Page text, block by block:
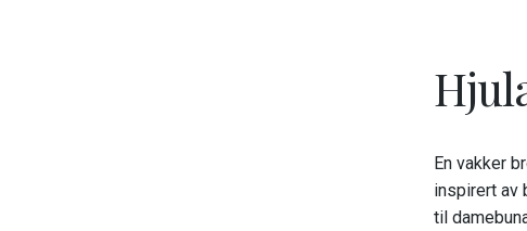
En vakker
inspirert av
til